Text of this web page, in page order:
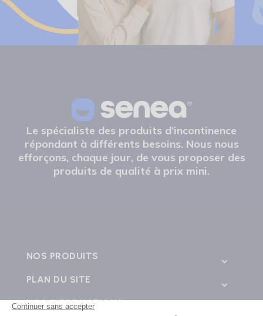
Le spécialiste des produits d’incontinence
répondant à différents besoins. Nous nous
efforçons, chaque jour, de vous proposer des
produits de qualité à prix mini.
NOS PRODUITS
PLAN DU SITE
NOS INFORMATIONS